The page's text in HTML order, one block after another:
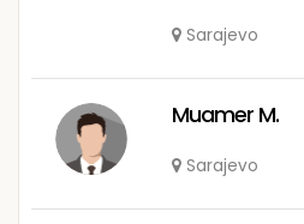
Sarajevo
Muamer M.
Sarajevo